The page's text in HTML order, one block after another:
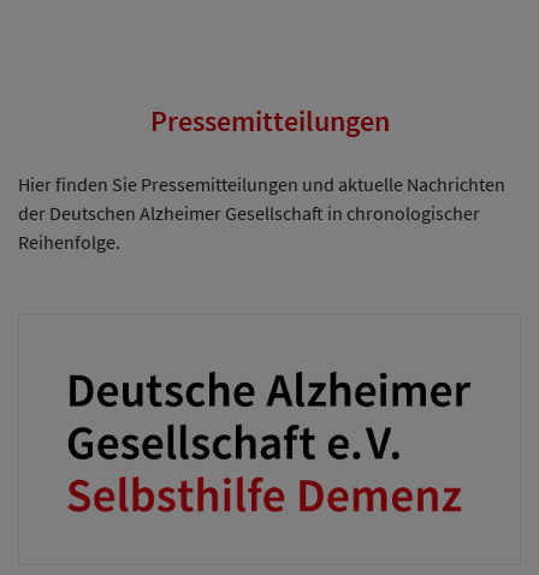
Pressemitteilungen
Hier finden Sie Pressemitteilungen und aktuelle Nachrichten
der Deutschen Alzheimer Gesellschaft in chronologischer
Reihenfolge.